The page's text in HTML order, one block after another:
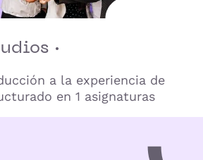
·
a la experiencia de
en 1 asignaturas